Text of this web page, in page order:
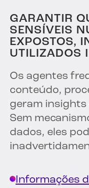
GARANTIR
SENSÍVEIS
EXPOSTOS,
UTILIZADOS
Os agentes
conteúdo,
geram insights
Sem
dados, eles
Informações